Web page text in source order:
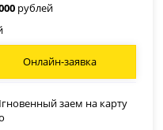
рублей
Онлайн-заявка
заем на карту